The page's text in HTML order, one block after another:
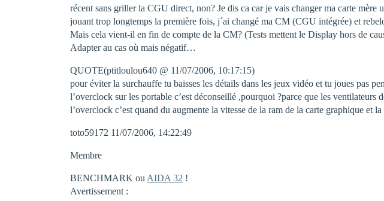
récent sans griller la CGU direct, non? Je dis ca car je vais changer ma carte
jouant trop longtemps la première fois, j´ai changé ma CM (CGU intégrée) et
Mais cela vient-il en fin de compte de la CM? (Tests mettent le Display hors de
Adapter au cas où mais négatif…
QUOTE(ptitloulou640 @ 11/07/2006, 10:17:15)
pour éviter la surchauffe tu baisses les détails dans les jeux vidéo et tu joues pas
l’overclock sur les portable c’est déconseillé ,pourquoi ?parce que les ventilateurs
l’overclock c’est quand du augmente la vitesse de la ram de la carte graphique et
toto59172 11/07/2006, 14:22:49
Membre
BENCHMARK ou AIDA 32 !
Avertissement :